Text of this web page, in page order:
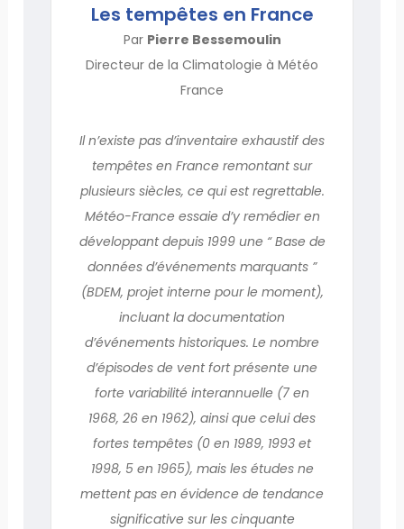
Les tempêtes en France
Par Pierre Bessemoulin
Directeur de la Climatologie à Météo
France
Il n’existe pas d’inventaire exhaustif des
tempêtes en France remontant sur
plusieurs siècles, ce qui est regrettable.
Météo-France essaie d’y remédier en
développant depuis 1999 une “ Base de
données d’événements marquants ”
(BDEM, projet interne pour le moment),
incluant la documentation
d’événements historiques. Le nombre
d’épisodes de vent fort présente une
forte variabilité interannuelle (7 en
1968, 26 en 1962), ainsi que celui des
fortes tempêtes (0 en 1989, 1993 et
1998, 5 en 1965), mais les études ne
mettent pas en évidence de tendance
significative sur les cinquante